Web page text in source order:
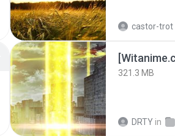
castor-trot
321.3 MB
DRTY in